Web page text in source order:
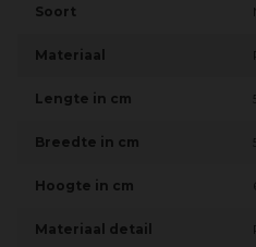
Soort
Materiaal
Lengte in cm
Breedte in cm
Hoogte in cm
Materiaal detail